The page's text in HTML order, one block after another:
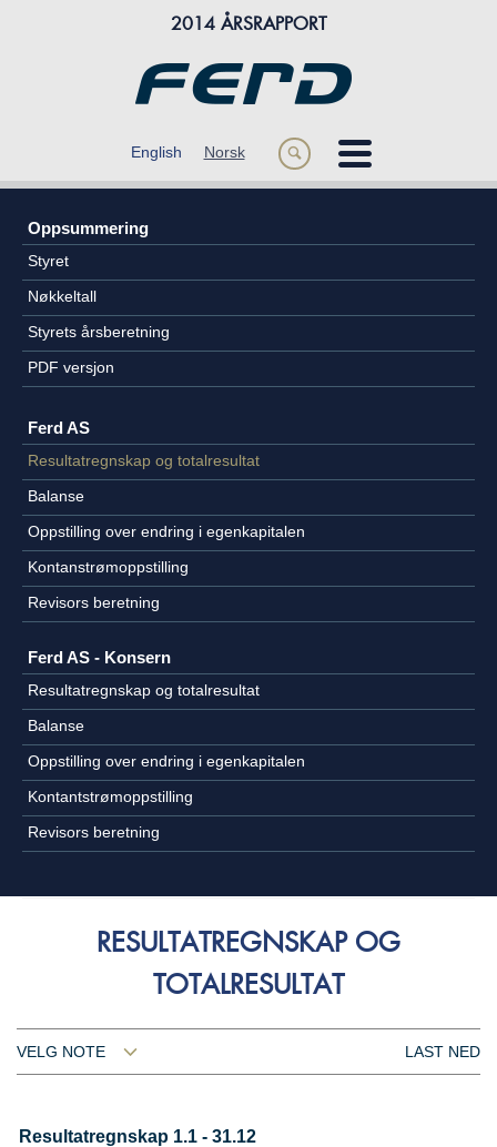
2014 ÅRSRAPPORT
English Norsk s m
FINANSIELL INFORMASJON
Oppsummering
Styret
Nøkkeltall
Styrets årsberetning
PDF versjon
Ferd AS
Resultatregnskap og totalresultat
Balanse
Oppstilling over endring i egenkapitalen
Kontanstrømoppstilling
Revisors beretning
Ferd AS - Konsern
Resultatregnskap og totalresultat
Balanse
Oppstilling over endring i egenkapitalen
Kontantstrømoppstilling
Revisors beretning
RESULTATREGNSKAP OG
TOTALRESULTAT
VELG NOTE LAST NED
Resultatregnskap 1.1 - 31.12